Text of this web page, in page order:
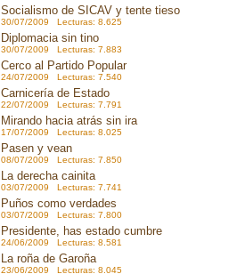
Socialismo de SICAV y tente tieso
30/07/2009 Lecturas: 8.625
Diplomacia sin tino
30/07/2009 Lecturas: 7.883
Cerco al Partido Popular
24/07/2009 Lecturas: 7.540
Carnicería de Estado
22/07/2009 Lecturas: 7.791
Mirando hacia atrás sin ira
17/07/2009 Lecturas: 8.025
Pasen y vean
08/07/2009 Lecturas: 7.850
La derecha cainita
03/07/2009 Lecturas: 7.741
Puños como verdades
03/07/2009 Lecturas: 7.800
Presidente, has estado cumbre
24/06/2009 Lecturas: 8.581
La roña de Garoña
23/06/2009 Lecturas: 8.045